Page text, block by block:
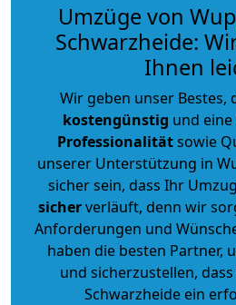
Umzüge von
Schwarzheide:
Ihnen
Wir geben unser Bestes,
kostengünstig und eine
Professionalitätsowie
unserer Unterstützung in
sicher sein, dass Ihr Umzug
sicherverläuft, denn wir
Anforderungen und
haben die besten Partner,
und sicherzustellen,
Schwarzheide ein